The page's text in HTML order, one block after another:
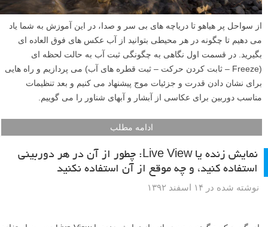
از سواحل پر هیاهو تا دریاچه های بی سر و صدا، در این آموزش به شما یاد